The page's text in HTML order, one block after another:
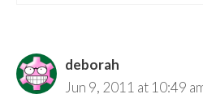
deborah
Jun 9, 2011 at 10:49